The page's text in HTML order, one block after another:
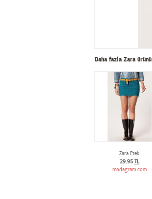
Daha fazla Zara ürünü
Zara Etek
29.95 TL
modagram.com